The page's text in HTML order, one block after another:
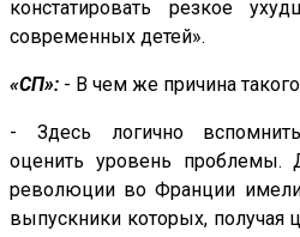
констатировать резкое
современных детей».
«СП»: - В чем же причина
- Здесь логично
оценить уровень проблемы.
революции во Франции
выпускники которых, получая